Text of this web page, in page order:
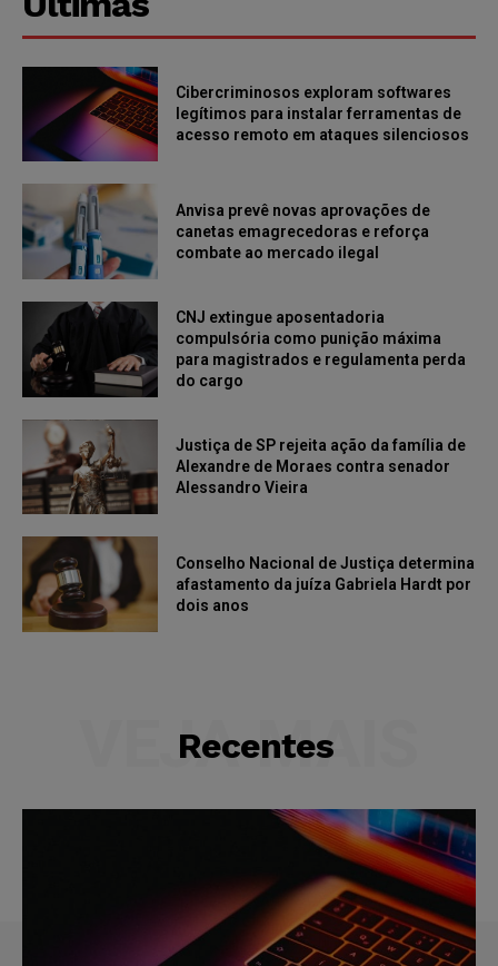
Cibercriminosos exploram softwares
legítimos para instalar ferramentas de
acesso remoto em ataques silenciosos
Anvisa prevê novas aprovações de
canetas emagrecedoras e reforça
combate ao mercado ilegal
CNJ extingue aposentadoria
compulsória como punição máxima
para magistrados e regulamenta perda
do cargo
Justiça de SP rejeita ação da família de
Alexandre de Moraes contra senador
Alessandro Vieira
Conselho Nacional de Justiça determina
afastamento da juíza Gabriela Hardt por
dois anos
Recentes
VEJA MAIS